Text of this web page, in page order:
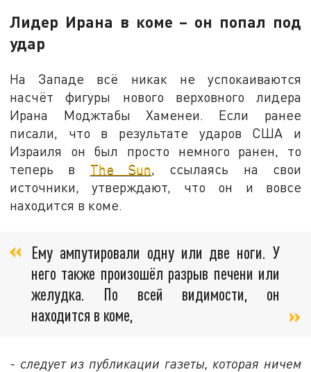
Лидер Ирана в коме – он попал под
удар
На Западе всё никак не успокаиваются
насчёт фигуры нового верховного лидера
Ирана Моджтабы Хаменеи. Если ранее
писали, что в результате ударов США и
Израиля он был просто немного ранен, то
теперь в The Sun, ссылаясь на свои
источники, утверждают, что он и вовсе
находится в коме.
Ему ампутировали одну или две ноги. У
него также произошёл разрыв печени или
желудка. По всей видимости, он
находится в коме,
- следует из публикации газеты, которая ничем